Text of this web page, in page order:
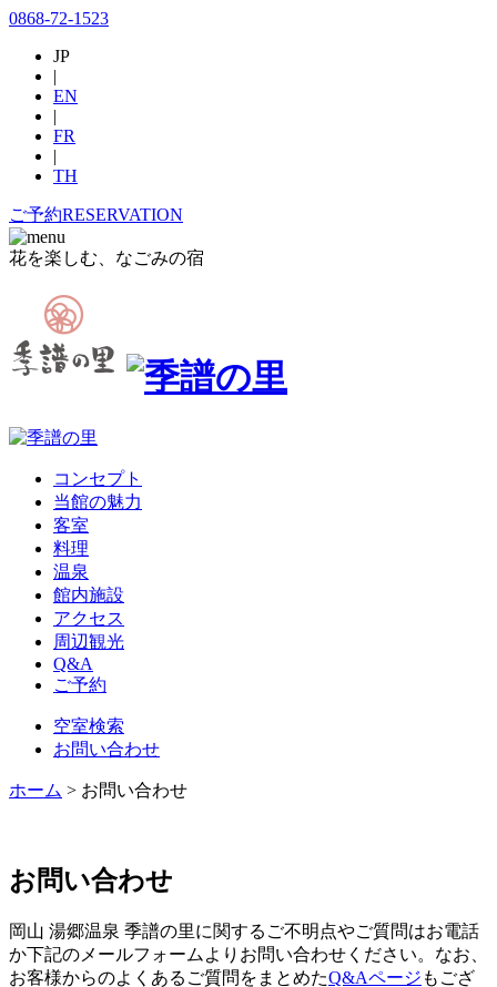
0868-72-1523
JP
|
EN
|
FR
|
TH
ご予約RESERVATION
花を楽しむ、なごみの宿
コンセプト
当館の魅力
客室
料理
温泉
館内施設
アクセス
周辺観光
Q&A
ご予約
空室検索
お問い合わせ
ホーム > お問い合わせ
お問い合わせ
岡山 湯郷温泉 季譜の里に関するご不明点やご質問はお電話
か下記のメールフォームよりお問い合わせください。なお、
お客様からのよくあるご質問をまとめたQ&Aページ もござ